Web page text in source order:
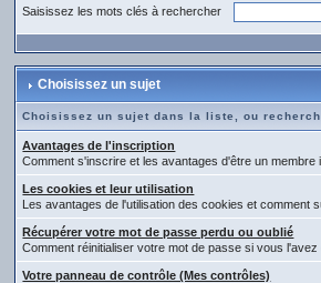
Saisissez les mots clés à rechercher
Choisissez un sujet
Choisissez un sujet dans la liste, ou
Avantages de l'inscription
Comment s'inscrire et les avantages d'être un membre
Les cookies et leur utilisation
Les avantages de l'utilisation des cookies et comment
Récupérer votre mot de passe perdu ou oublié
Comment réinitialiser votre mot de passe si vous l'avez
Votre panneau de contrôle (Mes contrôles)